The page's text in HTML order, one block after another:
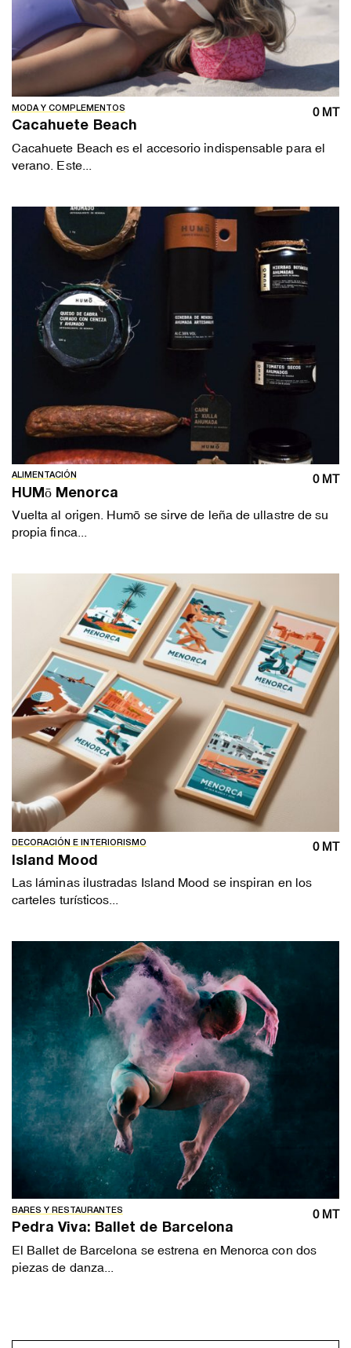
MODA Y COMPLEMENTOS 0 MT
Cacahuete Beach
Cacahuete Beach es el accesorio indispensable para el
verano. Este...
ALIMENTACIÓN 0 MT
HUMō Menorca
Vuelta al origen. Humō se sirve de leña de ullastre de su
propia finca...
DECORACIÓN E INTERIORISMO 0 MT
Island Mood
Las láminas ilustradas Island Mood se inspiran en los
carteles turísticos...
BARES Y RESTAURANTES 0 MT
Pedra Viva: Ballet de Barcelona
El Ballet de Barcelona se estrena en Menorca con dos
piezas de danza...